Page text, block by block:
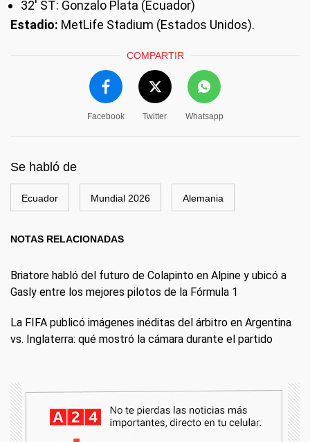
32' ST: Gonzalo Plata (Ecuador)
Estadio: MetLife Stadium (Estados Unidos).
COMPARTIR
Facebook Twitter Whatsapp
Se habló de
Ecuador Mundial 2026 Alemania
NOTAS RELACIONADAS
Briatore habló del futuro de Colapinto en Alpine y ubicó a
Gasly entre los mejores pilotos de la Fórmula 1
La FIFA publicó imágenes inéditas del árbitro en Argentina
vs. Inglaterra: qué mostró la cámara durante el partido